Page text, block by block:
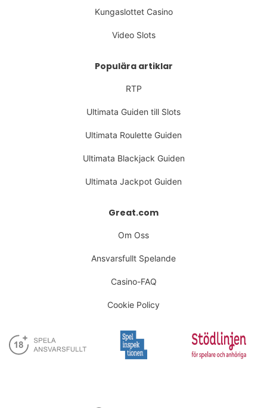
Kungaslottet Casino
Video Slots
Populära artiklar
RTP
Ultimata Guiden till Slots
Ultimata Roulette Guiden
Ultimata Blackjack Guiden
Ultimata Jackpot Guiden
Great.com
Om Oss
Ansvarsfullt Spelande
Casino-FAQ
Cookie Policy